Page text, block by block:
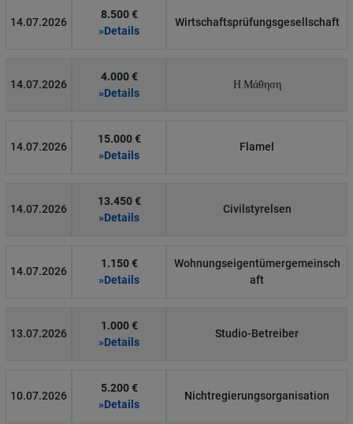
14.07.2026
8.500 €
»Details
Wirtschaftsprüfungsgesellschaft
14.07.2026
4.000 €
»Details
Η Μάθηση
14.07.2026
15.000 €
»Details
Flamel
14.07.2026
13.450 €
»Details
Civilstyrelsen
14.07.2026
1.150 €
»Details
Wohnungseigentümergemeinsch
aft
13.07.2026
1.000 €
»Details
Studio-Betreiber
10.07.2026
5.200 €
»Details
Nichtregierungsorganisation